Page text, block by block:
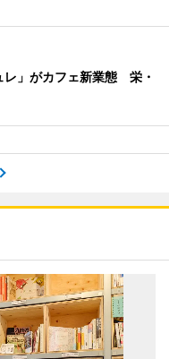
レ」がカフェ新業態 栄・